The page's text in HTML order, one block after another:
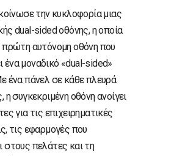
την κυκλοφορία μιας
dual-sided οθόνης, η οποία
πρώτη αυτόνομη οθόνη που
μοναδικό «dual-sided»
ένα πάνελ σε κάθε πλευρά
η συγκεκριμένη οθόνη ανοίγει
για τις επιχειρηματικές
τις εφαρμογές που
στους πελάτες και τη